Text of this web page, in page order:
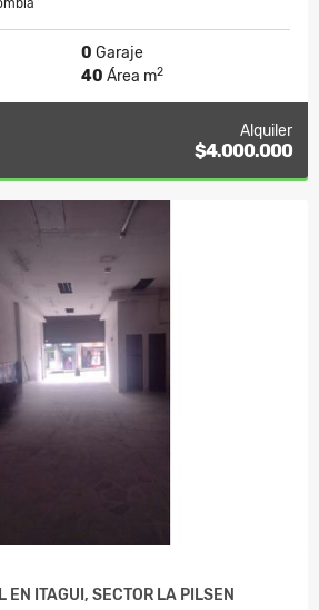
0 Garaje
40 Área m2
Alquiler
$4.000.000
EN ITAGUI, SECTOR LA PILSEN